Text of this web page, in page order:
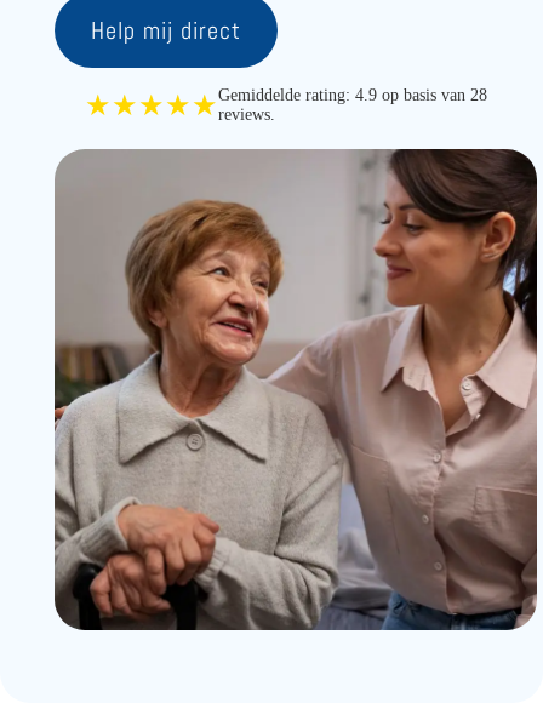
Help mij direct
★★★★★Gemiddelde rating: 4.9 op basis van 28
reviews.